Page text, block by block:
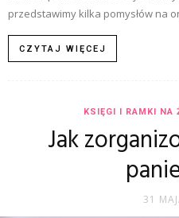
przedstawimy kilka pomysłów na
CZYTAJ WIĘCEJ
KSIĘGI I RAMKI NA
Jak
31